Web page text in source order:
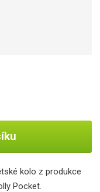
kolo z produkce
Pocket.